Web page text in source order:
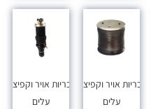
כריות אויר וקפיצי
עלים
כריות אויר וקפיצי
עלים